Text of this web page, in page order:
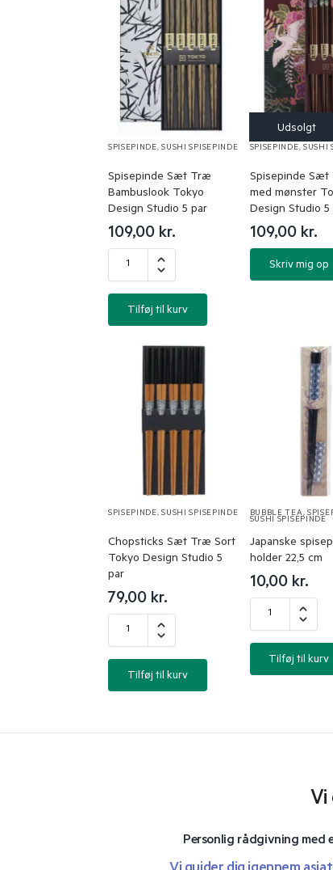
SPISEPINDE,SUSHI SPISEPINDE
Spisepinde Sæt Træ
Bambuslook Tokyo
Design Studio 5 par
109,00 kr.
Tilføj til kurv
SPISEPINDE, SUSHI
Spisepinde
med mønster
Design Studio 5
109,00 kr.
Skriv mig op
SPISEPINDE,SUSHI SPISEPINDE
Chopsticks Sæt Træ Sort
Tokyo Design Studio 5
par
79,00 kr.
Tilføj til kurv
BUBBLE TEA,
SUSHI SPISEPINDE
Japanske
holder 22,5 cm
10,00 kr.
Tilføj til kurv
Personlig rådgivning med